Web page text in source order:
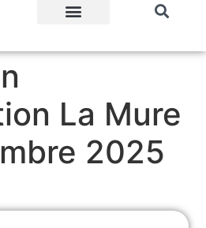
La Mure
2025